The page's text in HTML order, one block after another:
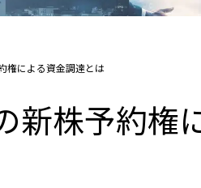
権による資金調達とは
新株予約権